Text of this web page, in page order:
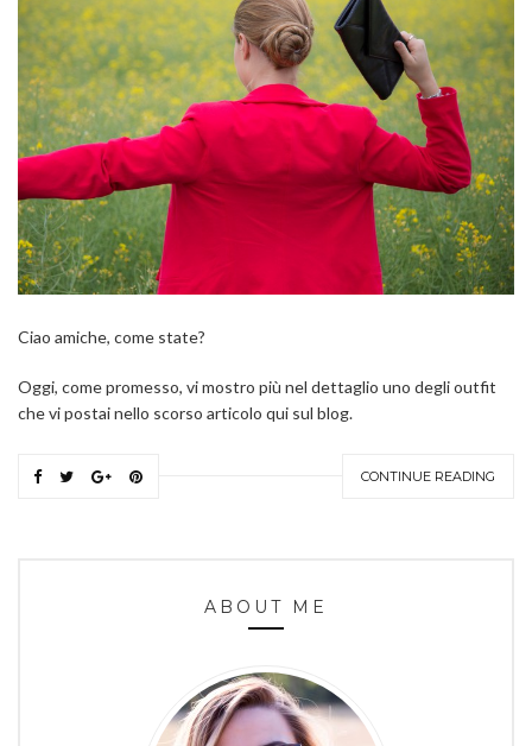
Ciao amiche, come state?
Oggi, come promesso, vi mostro più nel dettaglio uno degli outfit
che vi postai nello scorso articolo qui sul blog.
CONTINUE READING
ABOUT ME